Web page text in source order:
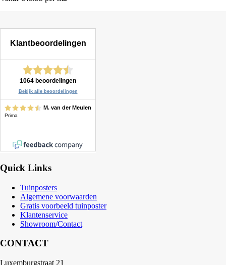
Quick Links
Tuinposters
Algemene voorwaarden
Gratis voorbeeld tuinposter
Klantenservice
Showroom/Contact
CONTACT
Luxemburgstraat 21